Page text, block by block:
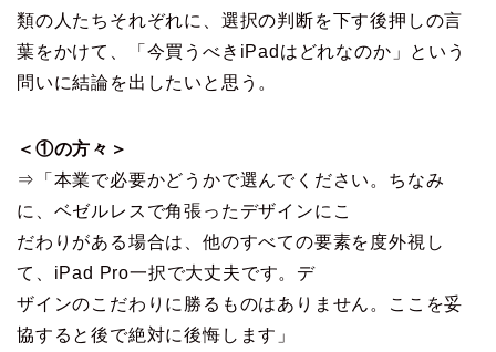
類の人たちそれぞれに、選択の判断を下す後押しの言
葉をかけて、「今買うべきiPadはどれなのか」という
問いに結論を出したいと思う。
＜①の方々＞
⇒「本業で必要かどうかで選んでください。ちなみ
に、ベゼルレスで角張ったデザインにこ
だわりがある場合は、他のすべての要素を度外視し
て、iPad Pro一択で大丈夫です。デ
ザインのこだわりに勝るものはありません。ここを妥
協すると後で絶対に後悔します」